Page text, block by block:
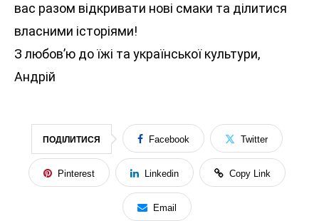
вас разом відкривати нові смаки та ділитися
власними історіями!
З любов’ю до їжі та української культури,
Андрій
ПОДІЛИТИСЯ Facebook Twitter
Pinterest Linkedin Copy Link
Email